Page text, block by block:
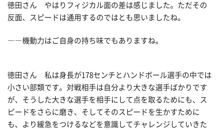
徳田さん やはりフィジカル面の差は感じました。ただその
反面、スピードは通用するのではとも思いましたね。
――機動力はご自身の持ち味でもありますね。
徳田さん 私は身長が178センチとハンドボール選手の中では
小さい部類です。対戦相手は自分より大きな選手ばかりです
が、そうした大きな選手を相手にして点を取るためにも、ス
ピードをさらに磨き、そしてそのスピードを生かすために
も、より緩急をつけるなどを意識してチャレンジしていきた